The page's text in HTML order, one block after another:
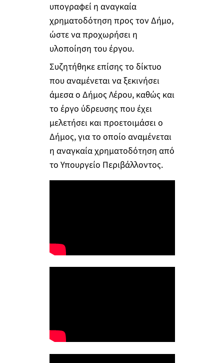
υπογραφεί η αναγκαία
χρηματοδότηση προς τον Δήμο,
ώστε να προχωρήσει η
υλοποίηση του έργου.
Συζητήθηκε επίσης το δίκτυο
που αναμένεται να ξεκινήσει
άμεσα ο Δήμος Λέρου, καθώς και
το έργο ύδρευσης που έχει
μελετήσει και προετοιμάσει ο
Δήμος, για το οποίο αναμένεται
η αναγκαία χρηματοδότηση από
το Υπουργείο Περιβάλλοντος.